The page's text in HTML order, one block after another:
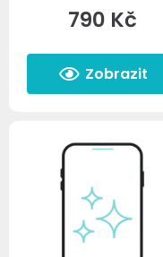
790 Kč
Zobrazit